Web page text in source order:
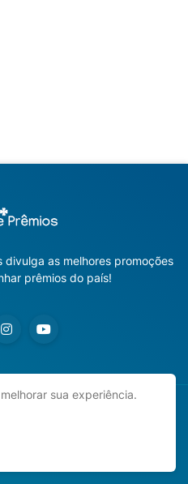
divulga as melhores promoções
prêmios do país!
sua experiência.